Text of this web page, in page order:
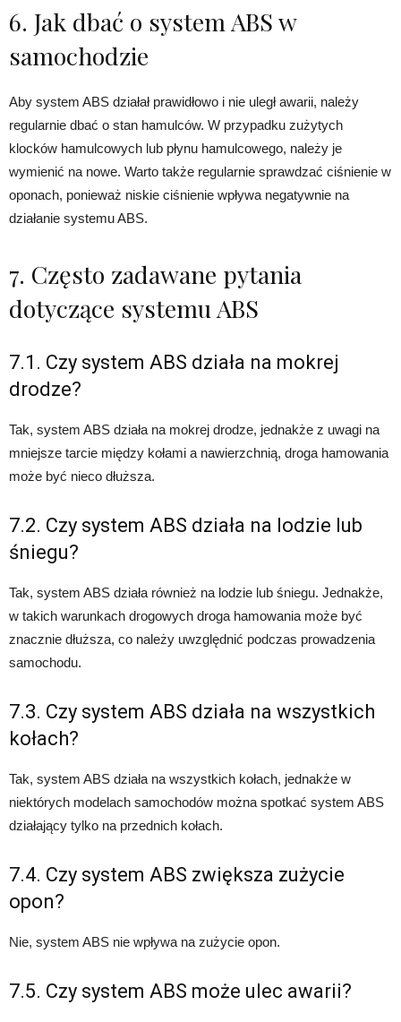
6. Jak dbać o system ABS w
samochodzie
Aby system ABS działał prawidłowo i nie uległ awarii, należy
regularnie dbać o stan hamulców. W przypadku zużytych
klocków hamulcowych lub płynu hamulcowego, należy je
wymienić na nowe. Warto także regularnie sprawdzać ciśnienie w
oponach, ponieważ niskie ciśnienie wpływa negatywnie na
działanie systemu ABS.
7. Często zadawane pytania
dotyczące systemu ABS
7.1. Czy system ABS działa na mokrej
drodze?
Tak, system ABS działa na mokrej drodze, jednakże z uwagi na
mniejsze tarcie między kołami a nawierzchnią, droga hamowania
może być nieco dłuższa.
7.2. Czy system ABS działa na lodzie lub
śniegu?
Tak, system ABS działa również na lodzie lub śniegu. Jednakże,
w takich warunkach drogowych droga hamowania może być
znacznie dłuższa, co należy uwzględnić podczas prowadzenia
samochodu.
7.3. Czy system ABS działa na wszystkich
kołach?
Tak, system ABS działa na wszystkich kołach, jednakże w
niektórych modelach samochodów można spotkać system ABS
działający tylko na przednich kołach.
7.4. Czy system ABS zwiększa zużycie
opon?
Nie, system ABS nie wpływa na zużycie opon.
7.5. Czy system ABS może ulec awarii?